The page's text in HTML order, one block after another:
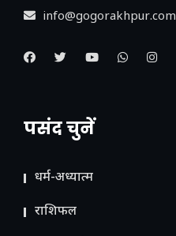
info@gogorakhpur.com
पसंद चुनें
धर्म-अध्यात्म
राशिफल